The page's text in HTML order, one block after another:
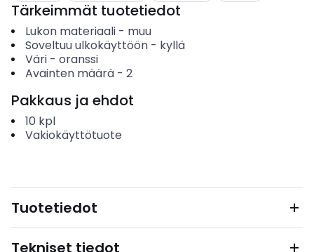
Tärkeimmät tuotetiedot
Lukon materiaali- muu
Soveltuu ulkokäyttöön- kyllä
Väri- oranssi
Avainten määrä- 2
Pakkaus ja ehdot
10 kpl
Vakiokäyttötuote
Tuotetiedot
Tekniset tiedot